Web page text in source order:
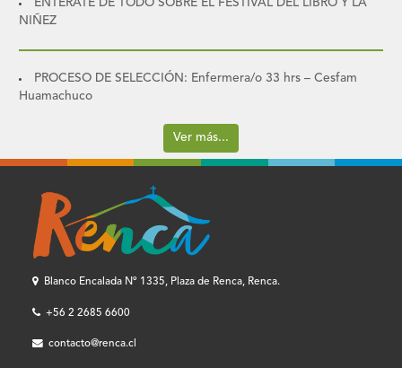
ENTÉRATE DE TODO SOBRE EL FESTIVAL DEL LIBRO Y LA
NIÑEZ
PROCESO DE SELECCIÓN: Enfermera/o 33 hrs – Cesfam
Huamachuco
Ver más...
Blanco Encalada Nº 1335, Plaza de Renca, Renca.
+56 2 2685 6600
contacto@renca.cl